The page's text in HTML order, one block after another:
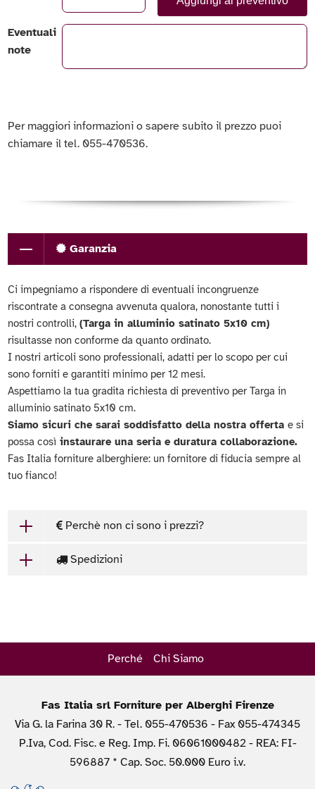
Eventuali
note
Per maggiori informazioni o sapere subito il prezzo puoi
chiamare il tel. 055-470536.
Garanzia
Ci impegniamo a rispondere di eventuali incongruenze
riscontrate a consegna avvenuta qualora, nonostante tutti i
nostri controlli,(Targa in alluminio satinato 5x10 cm)
risultasse non conforme da quanto ordinato.
I nostri articoli sono professionali, adatti per lo scopo per cui
sono forniti e garantiti minimo per 12 mesi.
Aspettiamo la tua gradita richiesta di preventivo per Targa in
alluminio satinato 5x10 cm.
Siamo sicuri che sarai soddisfatto della nostra offertae si
possa così instaurare una seria e duratura collaborazione.
Fas Italia forniture alberghiere: un fornitore di fiducia sempre al
tuo fianco!
Perchè non ci sono i prezzi?
Spedizioni
Perché Chi Siamo
Fas Italia srl Forniture per Alberghi Firenze
Via G. la Farina 30 R. - Tel. 055-470536 - Fax 055-474345
P.Iva, Cod. Fisc. e Reg. Imp. Fi. 06061000482 - REA: FI-
596887 * Cap. Soc. 50.000 Euro i.v.